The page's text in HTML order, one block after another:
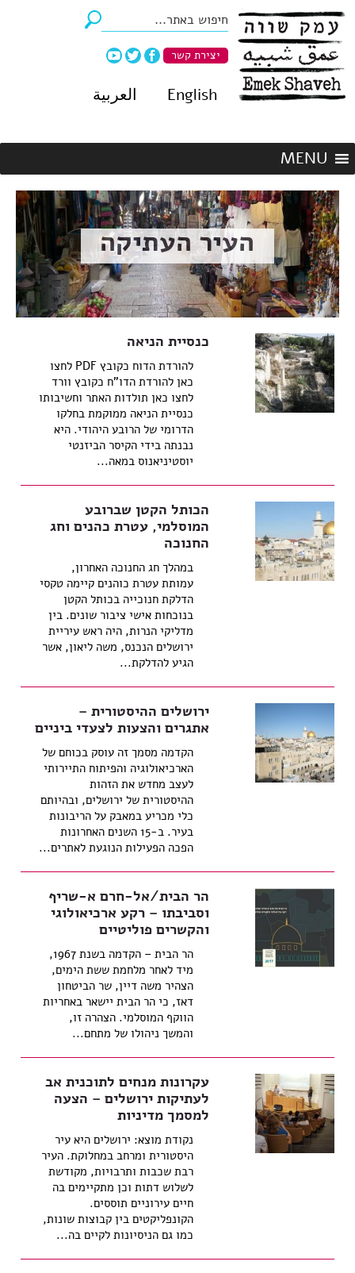
יצירת קשר
English العربية
העיר העתיקה
כנסיית הניאה
להורדת הדוח כקובץ PDF לחצו
כאן להורדת הדו"ח כקובץ וורד
לחצו כאן תולדות האתר וחשיבותו
כנסיית הניאה ממוקמת בחלקו
הדרומי של הרובע היהודי. היא
נבנתה בידי הקיסר הביזנטי
יוסטיניאנוס במאה...
הכותל הקטן שברובע
המוסלמי, עטרת כהנים וחג
החנוכה
במהלך חג החנוכה האחרון,
עמותת עטרת כוהנים קיימה טקסי
הדלקת חנוכייה בכותל הקטן
בנוכחות אישי ציבור שונים. בין
מדליקי הנרות, היה ראש עיריית
ירושלים הנכנס, משה ליאון, אשר
הגיע להדלקת...
ירושלים ההיסטורית –
אתגרים והצעות לצעדי ביניים
הקדמה מסמך זה עוסק בכוחם של
הארכיאולוגיה והפיתוח התיירותי
לעצב מחדש את הזהות
ההיסטורית של ירושלים, ובהיותם
כלי מכריע במאבק על הריבונות
בעיר. ב-15 השנים האחרונות
הפכה הפעילות הנוגעת לאתרים...
הר הבית/אל-חרם א-שריף
וסביבתו – רקע ארכיאולוגי
והקשרים פוליטיים
הר הבית – הקדמה בשנת 1967,
מיד לאחר מלחמת ששת הימים,
הצהיר משה דיין, שר הביטחון
דאז, כי הר הבית יישאר באחריות
הווקף המוסלמי. הצהרה זו,
והמשך ניהולו של מתחם...
עקרונות מנחים לתוכנית אב
לעתיקות ירושלים – הצעה
למסמך מדיניות
נקודת מוצא: ירושלים היא עיר
היסטורית ומרחב במחלוקת. העיר
רבת שכבות ותרבויות, מקודשת
לשלוש דתות וכן מתקיימים בה
חיים עירוניים תוססים.
הקונפליקטים בין קבוצות שונות,
כמו גם הניסיונות לקיים בה...